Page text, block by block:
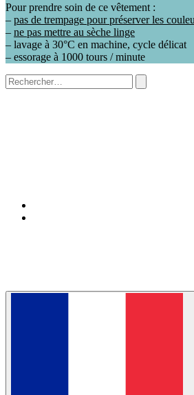
Pour prendre soin de ce vêtement :
– pas de trempage pour préserver les
– ne pas mettre au sèche linge
– lavage à 30°C en machine, cycle délicat
– essorage à 1000 tours / minute